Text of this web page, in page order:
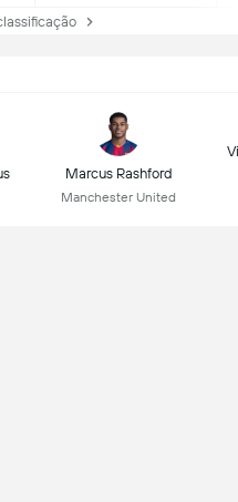
Marcus Rashford
Manchester United